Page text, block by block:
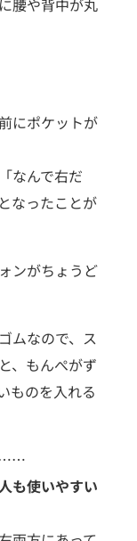
腰や背中が丸
にポケットが
なんで右だ
なったことが
ンがちょうど
ムなので、ス
、もんぺがず
ものを入れる
……
も使いやすい